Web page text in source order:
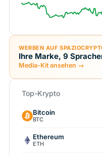
WERBEN AUF
Ihre Marke, 9
Media-Kit ansehen →
Top-Krypto
Bitcoin
BTC
Ethereum
ETH